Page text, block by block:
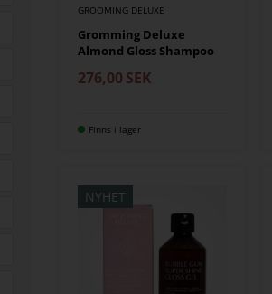
GROOMING DELUXE
Gromming Deluxe
Almond Gloss Shampoo
276,00 SEK
Finns i lager
NYHET